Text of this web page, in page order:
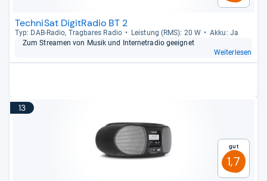
TechniSat DigitRadio BT 2
Typ: DAB-​Radio, Trag­ba­res Radio Leis­tung (RMS): 20 W
Akku: Ja
Zum Stre­a­men von Musik und Inter­ne­tra­dio geeig­net
Weiterlesen
13
Gut
1,7